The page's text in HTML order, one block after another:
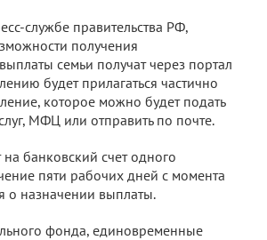
службе правительства РФ,
получения
семьи получат через портал
будет прилагаться частично
которое можно будет подать
МФЦ или отправить по почте.
на банковский счет одного
пяти рабочих дней с момента
о назначении выплаты.
фонда, единовременные